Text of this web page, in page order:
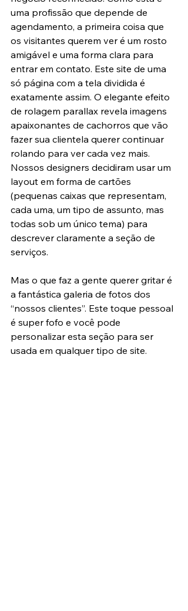
uma profissão que depende de
agendamento, a primeira coisa que
os visitantes querem ver é um rosto
amigável e uma forma clara para
entrar em contato. Este site de uma
só página com a tela dividida é
exatamente assim. O elegante efeito
de rolagem parallax revela imagens
apaixonantes de cachorros que vão
fazer sua clientela querer continuar
rolando para ver cada vez mais.
Nossos designers decidiram usar um
layout em forma de cartões
(pequenas caixas que representam,
cada uma, um tipo de assunto, mas
todas sob um único tema) para
descrever claramente a seção de
serviços.
Mas o que faz a gente querer gritar é
a fantástica galeria de fotos dos
“nossos clientes”. Este toque pessoal
é super fofo e você pode
personalizar esta seção para ser
usada em qualquer tipo de site.